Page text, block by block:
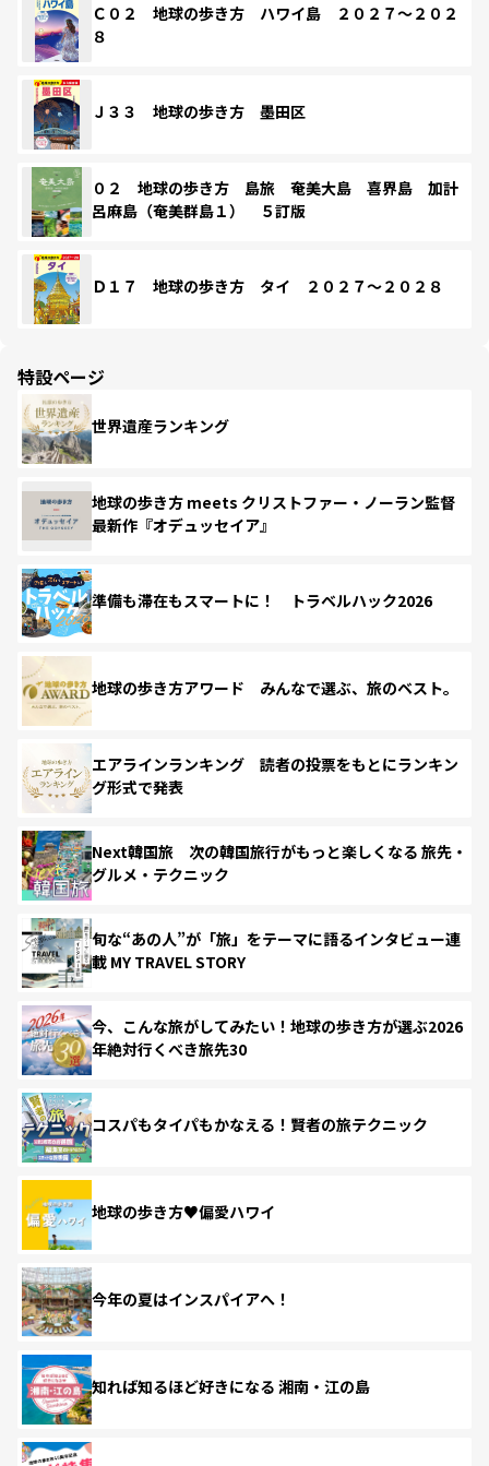
Ｃ０２ 地球の歩き方 ハワイ島 ２０２７～２０２
８
Ｊ３３ 地球の歩き方 墨田区
０２ 地球の歩き方 島旅 奄美大島 喜界島 加計
呂麻島（奄美群島１） ５訂版
Ｄ１７ 地球の歩き方 タイ ２０２７～２０２８
特設ページ
世界遺産ランキング
地球の歩き方 meets クリストファー・ノーラン監督
最新作『オデュッセイア』
準備も滞在もスマートに！ トラベルハック2026
地球の歩き方アワード みんなで選ぶ、旅のベスト。
エアラインランキング 読者の投票をもとにランキン
グ形式で発表
Next韓国旅 次の韓国旅行がもっと楽しくなる 旅先・
グルメ・テクニック
旬な“あの人”が「旅」をテーマに語るインタビュー連
載 MY TRAVEL STORY
今、こんな旅がしてみたい！地球の歩き方が選ぶ2026
年絶対行くべき旅先30
コスパもタイパもかなえる！賢者の旅テクニック
地球の歩き方♥偏愛ハワイ
今年の夏はインスパイアへ！
知れば知るほど好きになる 湘南・江の島